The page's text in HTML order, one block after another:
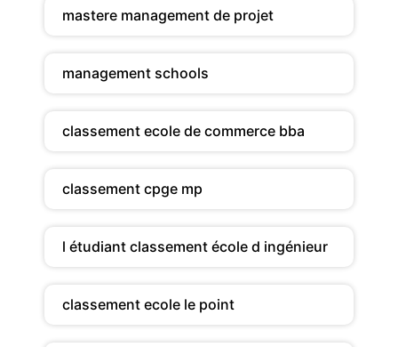
mastere management de projet
management schools
classement ecole de commerce bba
classement cpge mp
l étudiant classement école d ingénieur
classement ecole le point